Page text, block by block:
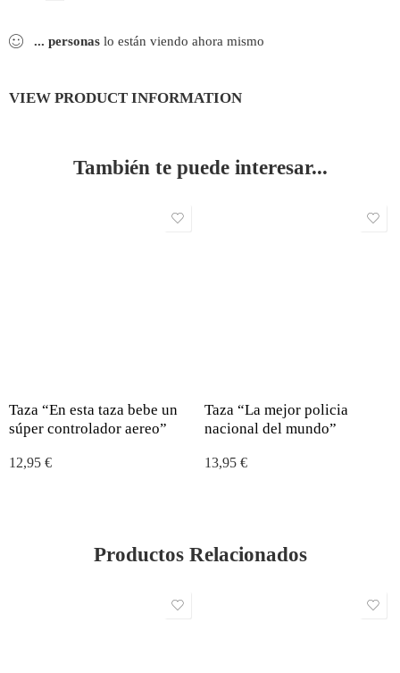
... personas lo están viendo ahora mismo
VIEW PRODUCT INFORMATION
También te puede interesar...
Taza “En esta taza bebe un
súper controlador aereo”
12,95 €
Taza “La mejor policia
nacional del mundo”
13,95 €
Productos Relacionados